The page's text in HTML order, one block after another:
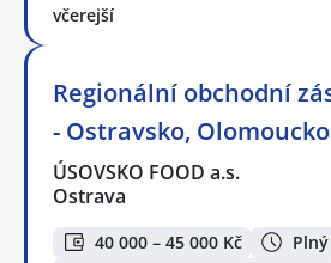
včerejší
Regionální obchodní
- Ostravsko,
ÚSOVSKO FOOD a.s.
Ostrava
40 000 – 45 000 Kč